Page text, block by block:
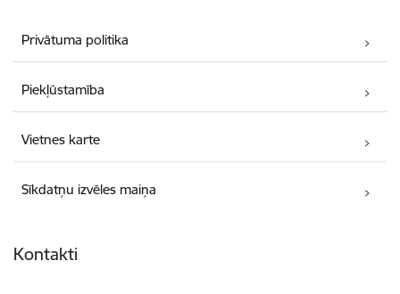
Privātuma politika
Piekļūstamība
Vietnes karte
Sīkdatņu izvēles maiņa
Kontakti